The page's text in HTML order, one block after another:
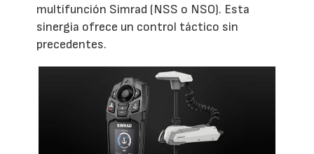
multifunción Simrad (NSS o NSO). Esta
sinergia ofrece un control táctico sin
precedentes.